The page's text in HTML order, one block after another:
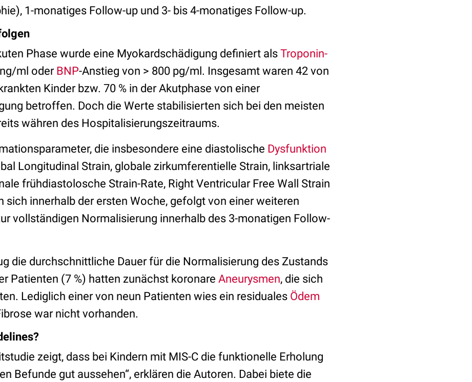
1-monatiges Follow-up und 3- bis 4-monatiges Follow-up.
Phase wurde eine Myokardschädigung definiert als Troponin-
ml oder BNP-Anstieg von > 800 pg/ml. Insgesamt waren 42 von
Kinder bzw. 70 % in der Akutphase von einer
betroffen. Doch die Werte stabilisierten sich bei den meisten
währen des Hospitalisierungszeitraums.
die insbesondere eine diastolische Dysfunktion
Longitudinal Strain, globale zirkumferentielle Strain, linksartriale
frühdiastolosche Strain-Rate, Right Ventricular Free Wall Strain
sich innerhalb der ersten Woche, gefolgt von einer weiteren
vollständigen Normalisierung innerhalb des 3-monatigen Follow-
die durchschnittliche Dauer für die Normalisierung des Zustands
Patienten (7 %) hatten zunächst koronare Aneurysmen, die sich
Lediglich einer von neun Patienten wies ein residuales Ödem
war nicht vorhanden.
zeigt, dass bei Kindern mit MIS-C die funktionelle Erholung
Befunde gut aussehen“, erklären die Autoren. Dabei biete die